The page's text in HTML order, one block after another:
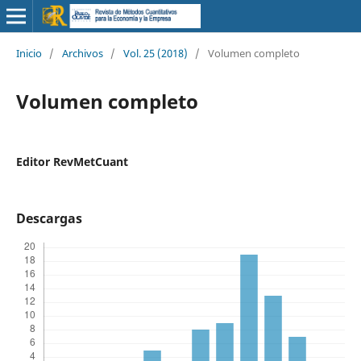
Inicio / Archivos / Vol. 25 (2018) / Volumen completo
Volumen completo
Editor RevMetCuant
Descargas